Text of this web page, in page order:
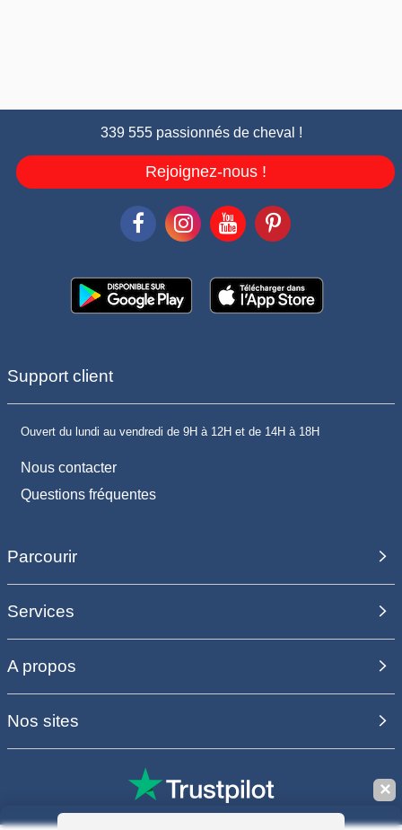
339 555 passionnés de cheval !
Rejoignez-nous !
Support client
Ouvert du lundi au vendredi de 9H à 12H et de 14H à 18H
Nous contacter
Questions fréquentes
Parcourir
Services
A propos
Nos sites
✕